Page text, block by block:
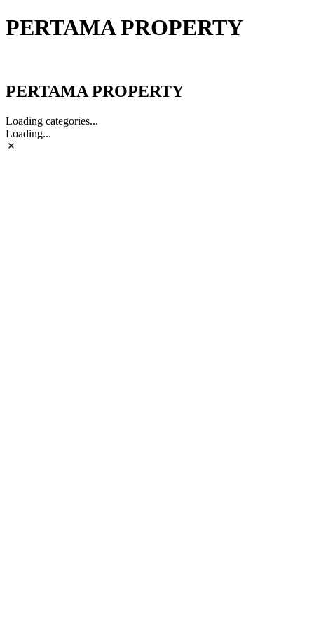
PERTAMA PROPERTY
PERTAMA PROPERTY
Loading categories...
Loading...